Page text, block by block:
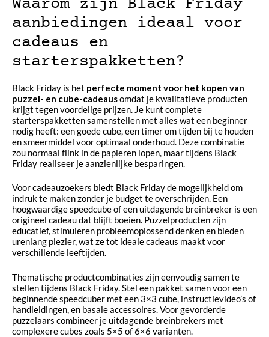
aanbiedingen ideaal voor
cadeaus en
starterspakketten?
Black Friday is het perfecte moment voor het kopen van
puzzel- en cube-cadeausomdat je kwalitatieve producten
krijgt tegen voordelige prijzen. Je kunt complete
starterspakketten samenstellen met alles wat een beginner
nodig heeft: een goede cube, een timer om tijden bij te houden
en smeermiddel voor optimaal onderhoud. Deze combinatie
zou normaal flink in de papieren lopen, maar tijdens Black
Friday realiseer je aanzienlijke besparingen.
Voor cadeauzoekers biedt Black Friday de mogelijkheid om
indruk te maken zonder je budget te overschrijden. Een
hoogwaardige speedcube of een uitdagende breinbreker is een
origineel cadeau dat blijft boeien. Puzzelproducten zijn
educatief, stimuleren probleemoplossend denken en bieden
urenlang plezier, wat ze tot ideale cadeaus maakt voor
verschillende leeftijden.
Thematische productcombinaties zijn eenvoudig samen te
stellen tijdens Black Friday. Stel een pakket samen voor een
beginnende speedcuber met een 3×3 cube, instructievideo’s of
handleidingen, en basale accessoires. Voor gevorderde
puzzelaars combineer je uitdagende breinbrekers met
complexere cubes zoals 5×5 of 6×6 varianten.